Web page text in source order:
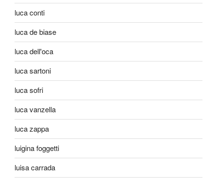
luca conti
luca de biase
luca dell'oca
luca sartoni
luca sofri
luca vanzella
luca zappa
luigina foggetti
luisa carrada